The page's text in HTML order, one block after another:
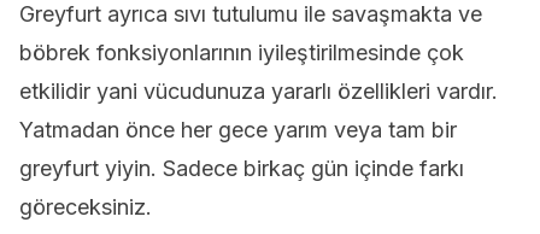
Greyfurt ayrıca sıvı tutulumu ile savaşmakta ve
böbrek fonksiyonlarının iyileştirilmesinde çok
etkilidir yani vücudunuza yararlı özellikleri vardır.
Yatmadan önce her gece yarım veya tam bir
greyfurt yiyin. Sadece birkaç gün içinde farkı
göreceksiniz.